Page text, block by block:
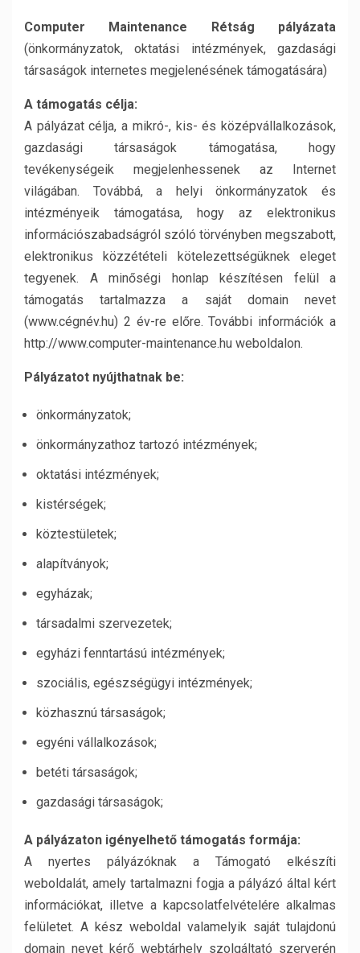
Computer Maintenance Rétság pályázata
(önkormányzatok, oktatási intézmények, gazdasági
társaságok internetes megjelenésének támogatására)
A támogatás célja:
A pályázat célja, a mikró-, kis- és középvállalkozások,
gazdasági társaságok támogatása, hogy
tevékenységeik megjelenhessenek az Internet
világában. Továbbá, a helyi önkormányzatok és
intézményeik támogatása, hogy az elektronikus
információszabadságról szóló törvényben megszabott,
elektronikus közzétételi kötelezettségüknek eleget
tegyenek. A minőségi honlap készítésen felül a
támogatás tartalmazza a saját domain nevet
(www.cégnév.hu) 2 év-re előre. További információk a
http://www.computer-maintenance.hu weboldalon.
Pályázatot nyújthatnak be:
önkormányzatok;
önkormányzathoz tartozó intézmények;
oktatási intézmények;
kistérségek;
köztestületek;
alapítványok;
egyházak;
társadalmi szervezetek;
egyházi fenntartású intézmények;
szociális, egészségügyi intézmények;
közhasznú társaságok;
egyéni vállalkozások;
betéti társaságok;
gazdasági társaságok;
A pályázaton igényelhető támogatás formája:
A nyertes pályázóknak a Támogató elkészíti
weboldalát, amely tartalmazni fogja a pályázó által kért
információkat, illetve a kapcsolatfelvételére alkalmas
felületet. A kész weboldal valamelyik saját tulajdonú
domain nevet kérő webtárhely szolgáltató szerverén